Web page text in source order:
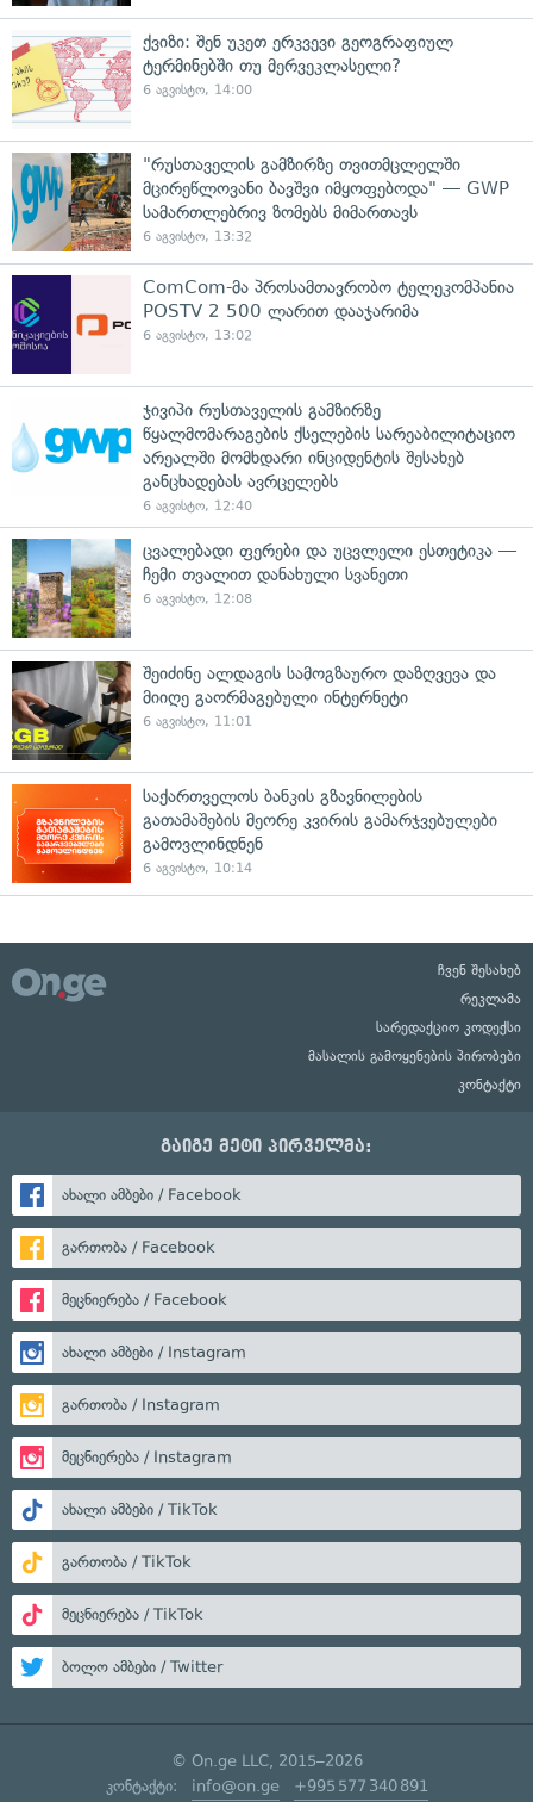
ქვიზი: შენ უკეთ ერკვევი გეოგრაფიულ
ტერმინებში თუ მერვეკლასელი?
6 აგვისტო, 14:00
"რუსთაველის გამზირზე თვითმცლელში
მცირეწლოვანი ბავშვი იმყოფებოდა" — GWP
სამართლებრივ ზომებს მიმართავს
6 აგვისტო, 13:32
ComCom-მა პროსამთავრობო ტელეკომპანია
POSTV 2 500 ლარით დააჯარიმა
6 აგვისტო, 13:02
ჯივიპი რუსთაველის გამზირზე
წყალმომარაგების ქსელების სარეაბილიტაციო
არეალში მომხდარი ინციდენტის შესახებ
განცხადებას ავრცელებს
6 აგვისტო, 12:40
ცვალებადი ფერები და უცვლელი ესთეტიკა —
ჩემი თვალით დანახული სვანეთი
6 აგვისტო, 12:08
შეიძინე ალდაგის სამოგზაურო დაზღვევა და
მიიღე გაორმაგებული ინტერნეტი
6 აგვისტო, 11:01
საქართველოს ბანკის გზავნილების
გათამაშების მეორე კვირის გამარჯვებულები
გამოვლინდნენ
6 აგვისტო, 10:14
ჩვენ შესახებ
რეკლამა
სარედაქციო კოდექსი
მასალის გამოყენების პირობები
კონტაქტი
გაიგე მეტი პირველმა:
ახალი ამბები / Facebook
გართობა / Facebook
მეცნიერება / Facebook
ახალი ამბები / Instagram
გართობა / Instagram
მეცნიერება / Instagram
ახალი ამბები / TikTok
გართობა / TikTok
მეცნიერება / TikTok
ბოლო ამბები / Twitter
© On.ge LLC, 2015–2026
კონტაქტი: info@on.ge +995 577 340 891